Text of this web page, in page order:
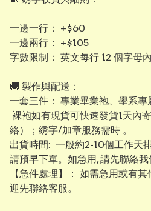
​一邊一行： +$60
​一邊兩行： +$105
字數限制： 英文每行 12 個字母
​​🚚 製作與配送：
一套三件： 專業畢業袍、學系專
裸袍如有現貨可快速發貨1天內
絡）；綉字/加章服務需時 。
出貨時間: 一般約2-10個工作天
請預早下單。如急用, 請先聯絡我
【​急件處理】： 如需急用或有
迎先聯絡客服。